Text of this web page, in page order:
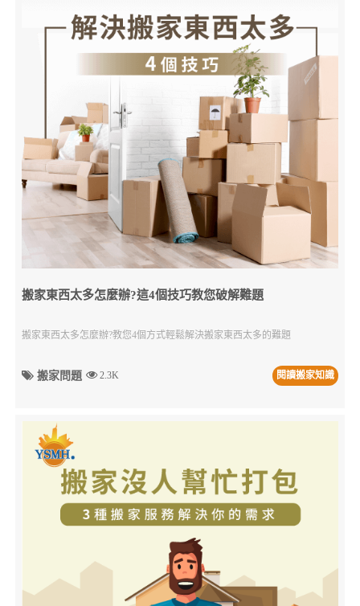
搬家東西太多怎麼辦?這4個技巧教您破解難題
搬家東西太多怎麼辦?教您4個方式輕鬆解決搬家東西太多的難題
搬家問題 2.3K 閱讀搬家知識